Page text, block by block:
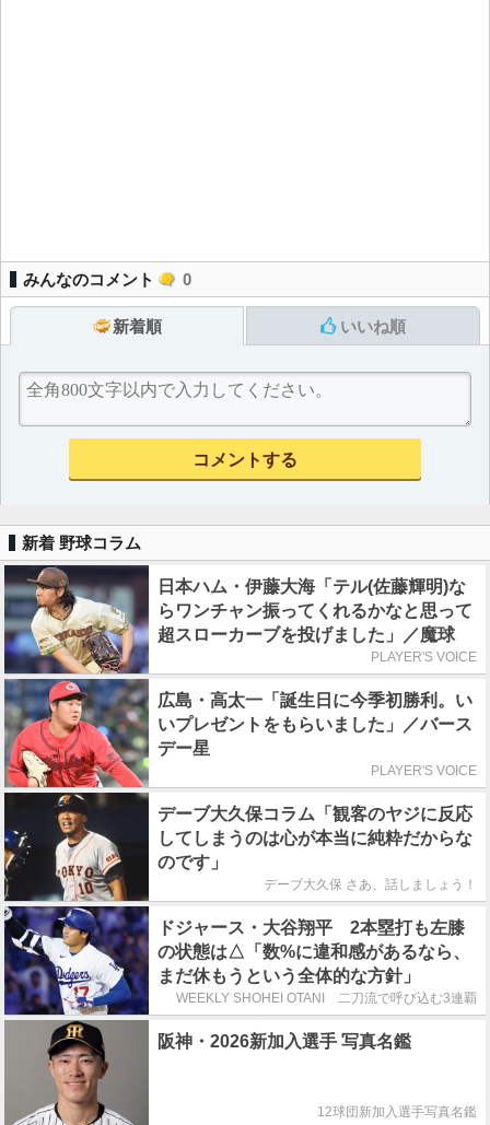
みんなのコメント 0
新着順 いいね順
新着 野球コラム
日本ハム・伊藤大海「テル(佐藤輝明)な
らワンチャン振ってくれるかなと思って
超スローカーブを投げました」／魔球
PLAYER'S VOICE
広島・高太一「誕生日に今季初勝利。い
いプレゼントをもらいました」／バース
デー星
PLAYER'S VOICE
デーブ大久保コラム「観客のヤジに反応
してしまうのは心が本当に純粋だからな
のです」
デーブ大久保 さあ、話しましょう！
ドジャース・大谷翔平 2本塁打も左膝
の状態は△「数%に違和感があるなら、
まだ休もうという全体的な方針」
WEEKLY SHOHEI OTANI 二刀流で呼び込む3連覇
阪神・2026新加入選手 写真名鑑
12球団新加入選手写真名鑑